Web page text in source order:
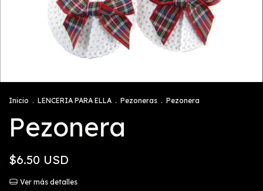
Inicio . LENCERIA PARA ELLA . Pezoneras . Pezonera
Pezonera
$6.50 USD
Ver más detalles